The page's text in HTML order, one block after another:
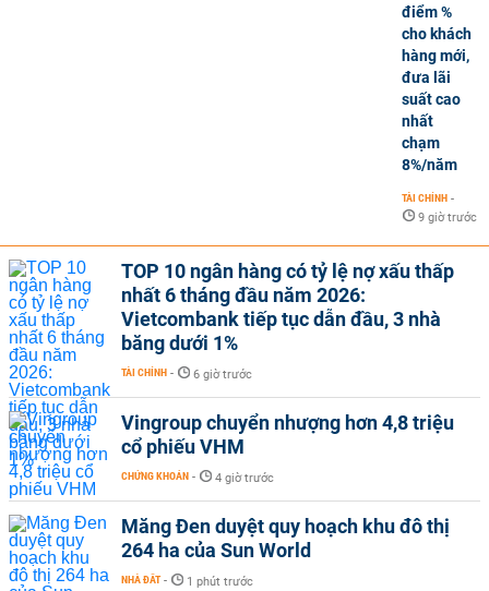
điểm %
cho khách
hàng mới,
đưa lãi
suất cao
nhất
chạm
8%/năm
TÀI CHÍNH -
9 giờ trước
TOP 10 ngân hàng có tỷ lệ nợ xấu thấp
nhất 6 tháng đầu năm 2026:
Vietcombank tiếp tục dẫn đầu, 3 nhà
băng dưới 1%
TÀI CHÍNH - 6 giờ trước
Vingroup chuyển nhượng hơn 4,8 triệu
cổ phiếu VHM
CHỨNG KHOÁN - 4 giờ trước
Măng Đen duyệt quy hoạch khu đô thị
264 ha của Sun World
NHÀ ĐẤT - 1 phút trước